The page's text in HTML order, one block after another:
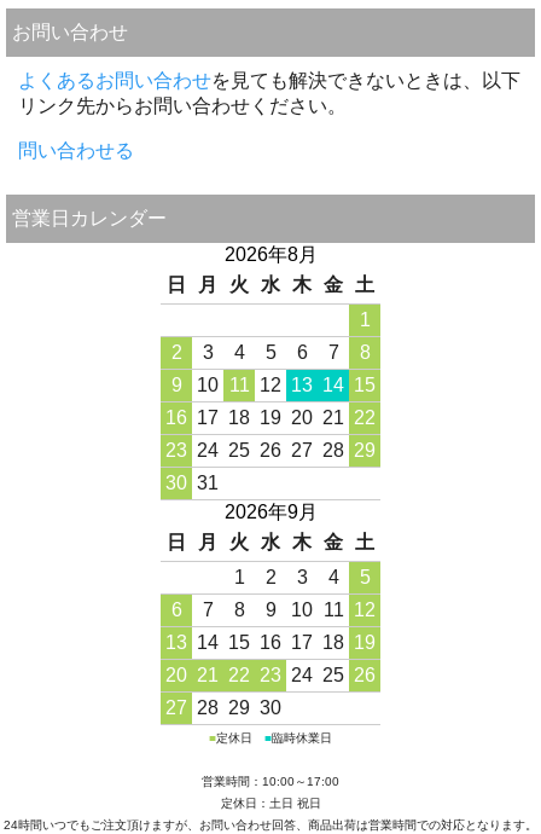
お問い合わせ
よくあるお問い合わせを見ても解決できないときは、以下
リンク先からお問い合わせください。
問い合わせる
営業日カレンダー
2026年8月
日
月 火 水 木 金
土
1
2
3 4 5 6 7
8
9
10 11 12 13 14 15
16 17 18 19 20 21 22
23 24 25 26 27 28 29
30 31
2026年9月
日
月 火 水 木 金
土
1
2 3 4
5
6
7 8 9 10 11 12
13 14 15 16 17 18 19
20 21 22 23 24 25 26
27 28 29 30
■定休日 ■臨時休業日
営業時間：10:00～17:00
定休日：土日 祝日
24時間いつでもご注文頂けますが、お問い合わせ回答、商品出荷は営業時間での対応となります。